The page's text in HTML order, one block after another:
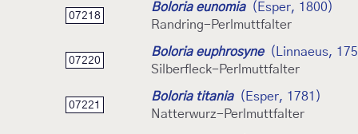
07218
Boloria eunomia
(Esper, 1800)
Randring-Perlmuttfalter
07220
Boloria euphrosyne
(Linnaeus,
Silberfleck-Perlmuttfalter
07221
Boloria titania
(Esper, 1781)
Natterwurz-Perlmuttfalter